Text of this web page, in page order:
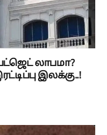
லாபமா?
இலக்கு..!